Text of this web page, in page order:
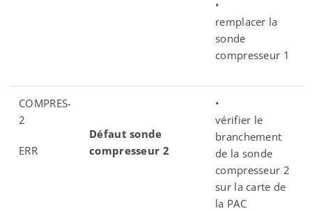
•
remplacer la
sonde
compresseur 1
COMPRES-
2
ERR
Défaut sonde
compresseur 2
•
vérifier le
branchement
de la sonde
compresseur 2
sur la carte de
la PAC